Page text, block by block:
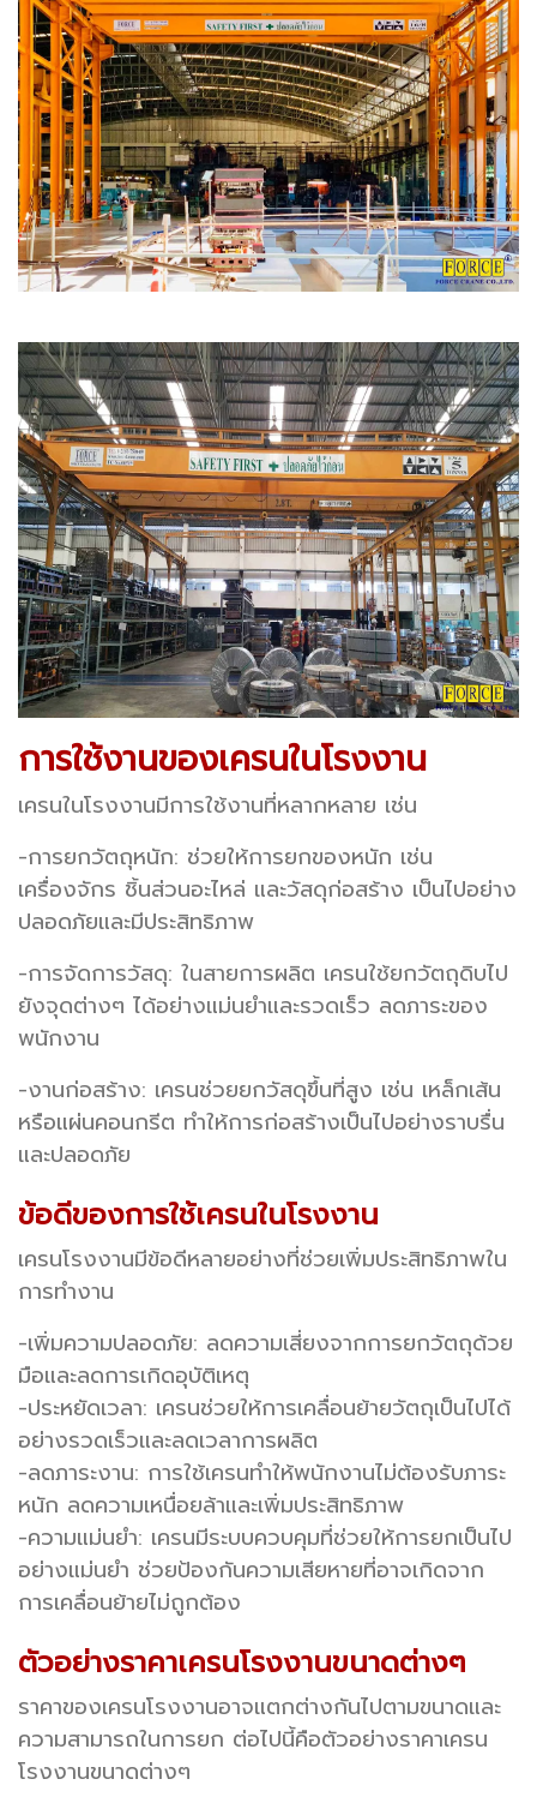
การใช้งานของเครนในโรงงาน
เครนในโรงงานมีการใช้งานที่หลากหลาย เช่น
-การยกวัตถุหนัก: ช่วยให้การยกของหนัก เช่น
เครื่องจักร ชิ้นส่วนอะไหล่ และวัสดุก่อสร้าง เป็นไปอย่าง
ปลอดภัยและมีประสิทธิภาพ
-การจัดการวัสดุ: ในสายการผลิต เครนใช้ยกวัตถุดิบไป
ยังจุดต่างๆ ได้อย่างแม่นยำและรวดเร็ว ลดภาระของ
พนักงาน
-งานก่อสร้าง: เครนช่วยยกวัสดุขึ้นที่สูง เช่น เหล็กเส้น
หรือแผ่นคอนกรีต ทำให้การก่อสร้างเป็นไปอย่างราบรื่น
และปลอดภัย
ข้อดีของการใช้เครนในโรงงาน
เครนโรงงานมีข้อดีหลายอย่างที่ช่วยเพิ่มประสิทธิภาพใน
การทำงาน
-เพิ่มความปลอดภัย: ลดความเสี่ยงจากการยกวัตถุด้วย
มือและลดการเกิดอุบัติเหตุ
-ประหยัดเวลา: เครนช่วยให้การเคลื่อนย้ายวัตถุเป็นไปได้
อย่างรวดเร็วและลดเวลาการผลิต
-ลดภาระงาน: การใช้เครนทำให้พนักงานไม่ต้องรับภาระ
หนัก ลดความเหนื่อยล้าและเพิ่มประสิทธิภาพ
-ความแม่นยำ: เครนมีระบบควบคุมที่ช่วยให้การยกเป็นไป
อย่างแม่นยำ ช่วยป้องกันความเสียหายที่อาจเกิดจาก
การเคลื่อนย้ายไม่ถูกต้อง
ตัวอย่างราคาเครนโรงงานขนาดต่างๆ
ราคาของเครนโรงงานอาจแตกต่างกันไปตามขนาดและ
ความสามารถในการยก ต่อไปนี้คือตัวอย่างราคาเครน
โรงงานขนาดต่างๆ